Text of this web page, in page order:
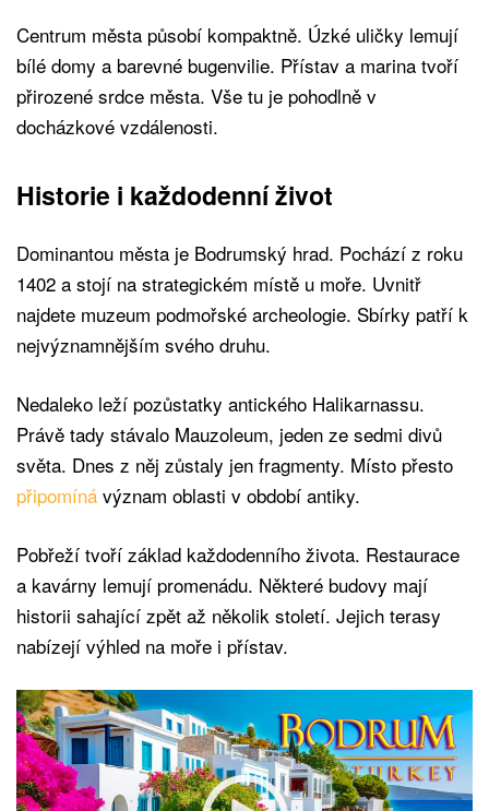
Centrum města působí kompaktně. Úzké uličky lemují
bílé domy a barevné bugenvilie. Přístav a marina tvoří
přirozené srdce města. Vše tu je pohodlně v
docházkové vzdálenosti.
Historie i každodenní život
Dominantou města je Bodrumský hrad. Pochází z roku
1402 a stojí na strategickém místě u moře. Uvnitř
najdete muzeum podmořské archeologie. Sbírky patří k
nejvýznamnějším svého druhu.
Nedaleko leží pozůstatky antického Halikarnassu.
Právě tady stávalo Mauzoleum, jeden ze sedmi divů
světa. Dnes z něj zůstaly jen fragmenty. Místo přesto
připomíná význam oblasti v období antiky.
Pobřeží tvoří základ každodenního života. Restaurace
a kavárny lemují promenádu. Některé budovy mají
historii sahající zpět až několik století. Jejich terasy
nabízejí výhled na moře i přístav.